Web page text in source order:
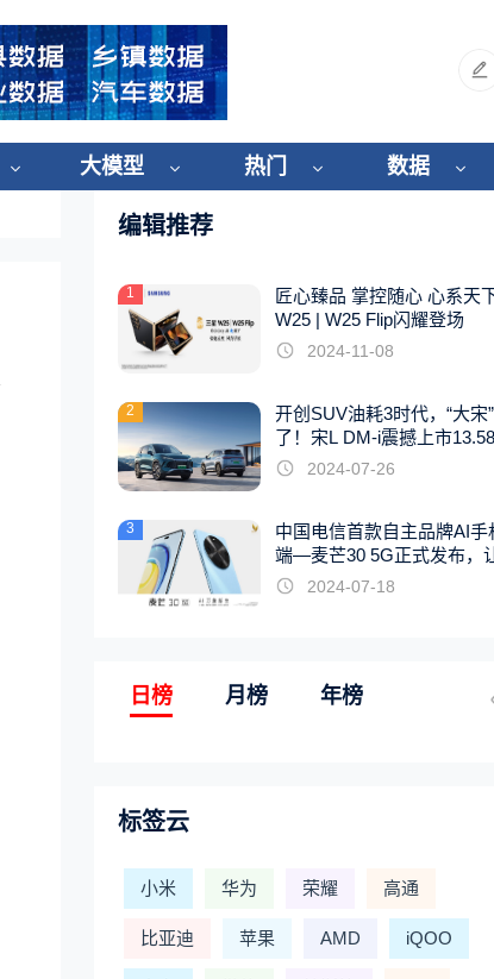
大模型 热门 数据
编辑推荐
1
匠心臻品 掌控随心 心系天
W25 | W25 Flip闪耀登场
2024-11-08
2
开创SUV油耗3时代，“大宋
了！宋L DM-i震撼上市
起
2024-07-26
3
中国电信首款自主品牌AI手
端—麦芒30 5G正式发布，
触手可及2024-07-18
日榜 月榜 年榜
标签云
小米 华为 荣耀 高通
比亚迪 苹果 AMD iQOO